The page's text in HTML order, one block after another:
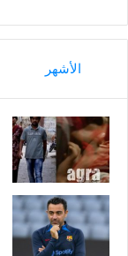
الأشهر